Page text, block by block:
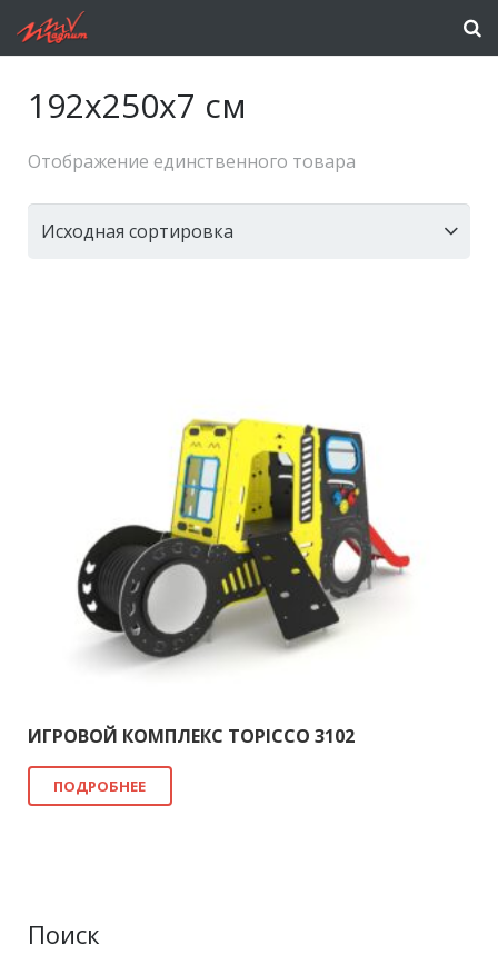
192x250x7 см
Отображение единственного товара
ИГРОВОЙ КОМПЛЕКС TOPICCO 3102
ПОДРОБНЕЕ
Поиск